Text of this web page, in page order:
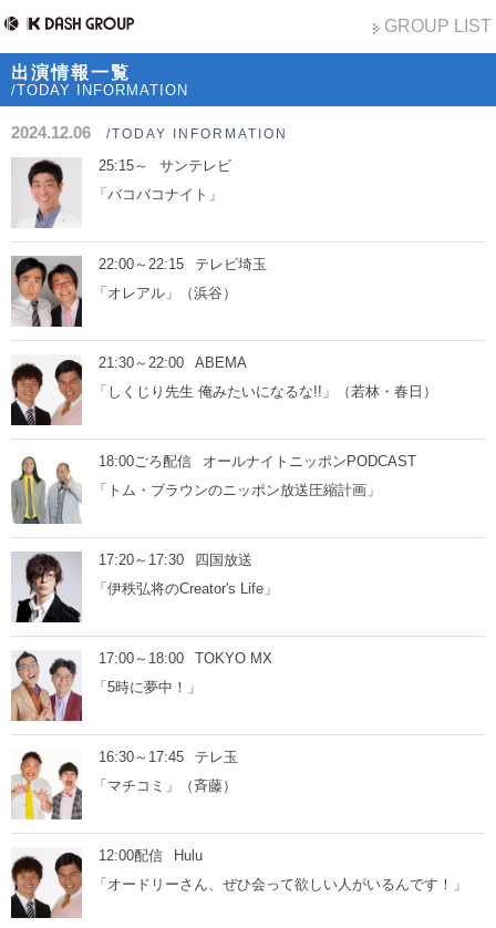
GROUP LIST
出演情報一覧
/TODAY INFORMATION
2024.12.06 /TODAY INFORMATION
25:15～
サンテレビ
「バコバコナイト」
22:00～22:15
テレビ埼玉
「オレアル」（浜谷）
21:30～22:00
ABEMA
「しくじり先生 俺みたいになるな!!」（若林・春日）
18:00ごろ配信
オールナイトニッポンPODCAST
「トム・ブラウンのニッポン放送圧縮計画」
17:20～17:30
四国放送
「伊秩弘将のCreator's Life」
17:00～18:00
TOKYO MX
「5時に夢中！」
16:30～17:45
テレ玉
「マチコミ」（斉藤）
12:00配信
Hulu
「オードリーさん、ぜひ会って欲しい人がいるんです！」